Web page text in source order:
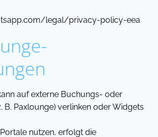
legal/privacy-policy-eea
auf externe Buchungs- oder
B. Paxlounge) verlinken oder Widgets
nutzen, erfolgt die